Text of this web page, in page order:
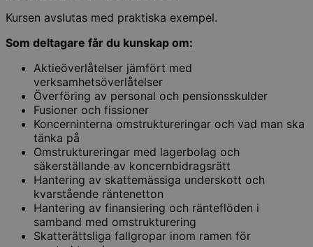
Kursen avslutas med praktiska exempel.
Som deltagare får du kunskap om:
Aktieöverlåtelser jämfört med
verksamhetsöverlåtelser
Överföring av personal och pensionsskulder
Fusioner och fissioner
Koncerninterna omstruktureringar och vad man ska
tänka på
Omstruktureringar med lagerbolag och
säkerställande av koncernbidragsrätt
Hantering av skattemässiga underskott och
kvarstående räntenetton
Hantering av finansiering och ränteflöden i
samband med omstrukturering
Skatterättsliga fallgropar inom ramen för